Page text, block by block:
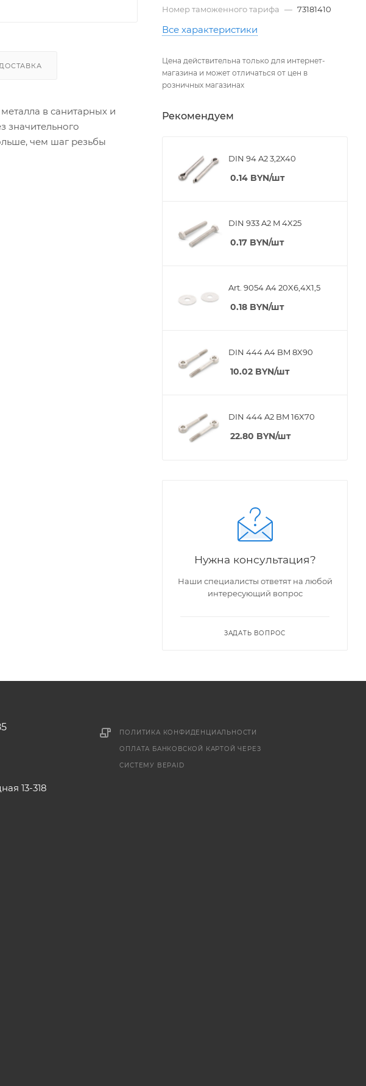
в санитарных и
значительного
чем шаг резьбы
Номер таможенного тарифа — 73181410
Все характеристики
Цена действительна только для интернет-
магазина и может отличаться от цен в
розничных магазинах
Рекомендуем
DIN 94 A2 3,2X40
0.14 BYN/шт
DIN 933 A2 M 4X25
0.17 BYN/шт
Art. 9054 A4 20X6,4X1,5
0.18 BYN/шт
DIN 444 A4 BM 8X90
10.02 BYN/шт
DIN 444 A2 BM 16X70
22.80 BYN/шт
Нужна консультация?
Наши специалисты ответят на любой
интересующий вопрос
ЗАДАТЬ ВОПРОС
13-318
ПОЛИТИКА КОНФИДЕНЦИАЛЬНОСТИ
ОПЛАТА БАНКОВСКОЙ КАРТОЙ ЧЕРЕЗ
СИСТЕМУ BEPAID